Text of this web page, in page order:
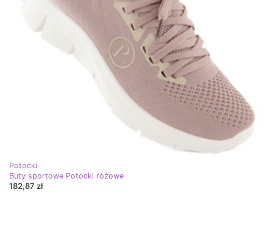
Potocki
Buty sportowe Potocki różowe
182,87 zł